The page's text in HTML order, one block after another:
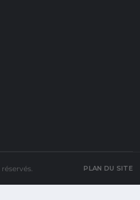
PLAN DU SITE